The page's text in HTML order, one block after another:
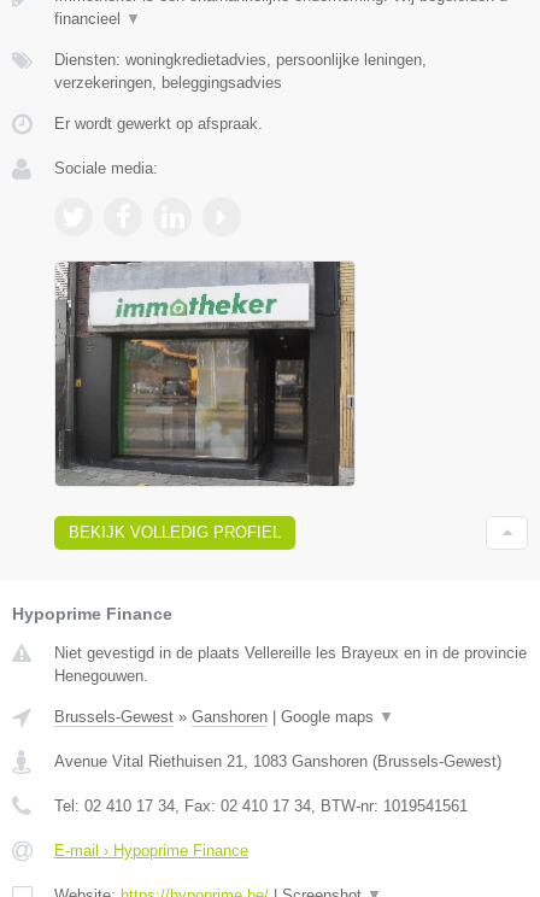
financieel
▼
Diensten: woningkredietadvies, persoonlijke leningen,
verzekeringen, beleggingsadvies
Er wordt gewerkt op afspraak.
Sociale media:
BEKIJK VOLLEDIG PROFIEL
Hypoprime Finance
Niet gevestigd in de plaats Vellereille les Brayeux en in de provincie
Henegouwen.
Brussels-Gewest » Ganshoren Google maps ▼
Avenue Vital Riethuisen 21 1083 Ganshoren (Brussels-Gewest)
Tel: 02 410 17 34 , Fax: 02 410 17 34 , BTW-nr: 1019541561
E-mail › Hypoprime Finance